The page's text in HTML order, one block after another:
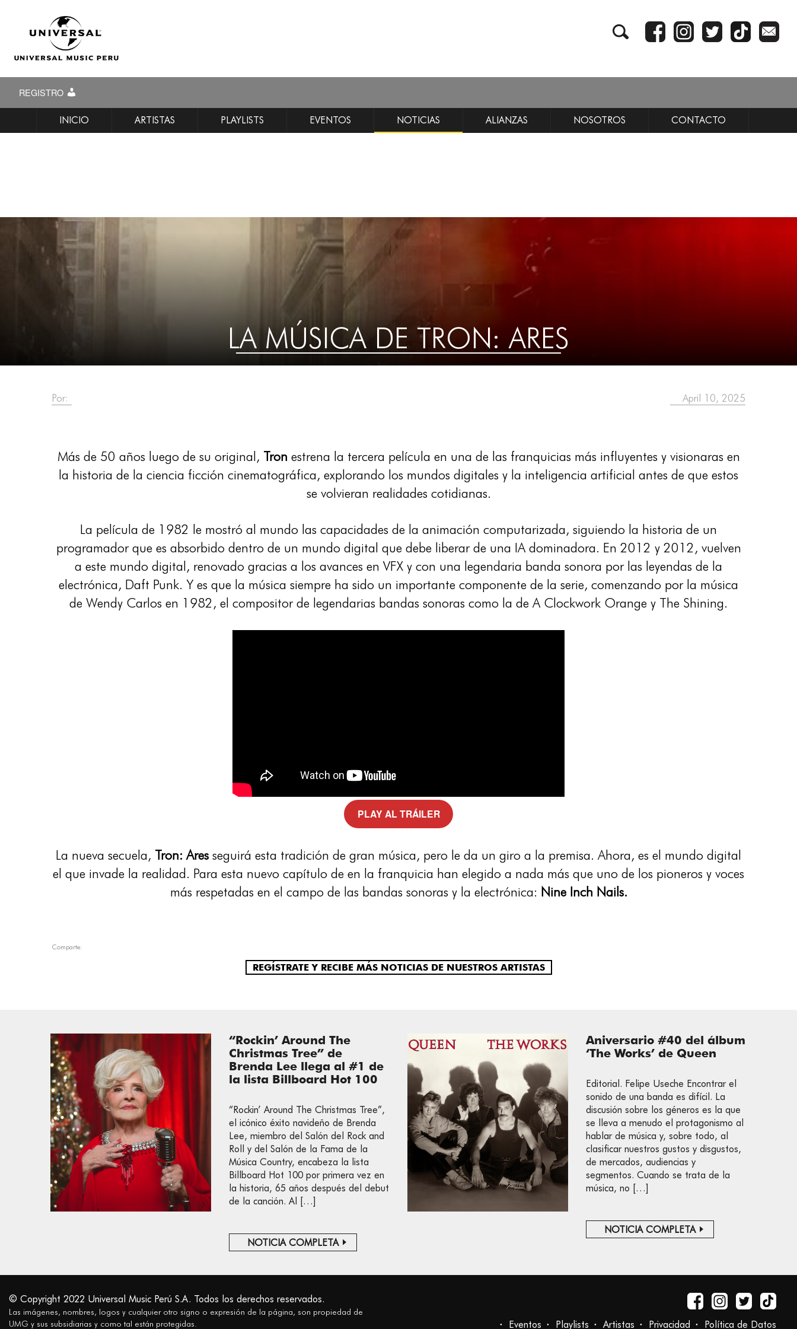
REGISTRO
INICIO ARTISTAS PLAYLISTS EVENTOS NOTICIAS ALIANZAS NOSOTROS CONTACTO
LA MÚSICA DE TRON: ARES
Por: April 10, 2025
Más de 50 años luego de su original, Tron estrena la tercera película en una de las franquicias más influyentes y visionaras en
la historia de la ciencia ficción cinematográfica, explorando los mundos digitales y la inteligencia artificial antes de que estos
se volvieran realidades cotidianas.
La película de 1982 le mostró al mundo las capacidades de la animación computarizada, siguiendo la historia de un
programador que es absorbido dentro de un mundo digital que debe liberar de una IA dominadora. En 2012 y 2012, vuelven
a este mundo digital, renovado gracias a los avances en VFX y con una legendaria banda sonora por las leyendas de la
electrónica, Daft Punk. Y es que la música siempre ha sido un importante componente de la serie, comenzando por la música
de Wendy Carlos en 1982, el compositor de legendarias bandas sonoras como la de A Clockwork Orange y The Shining.
PLAY AL TRÁILER
La nueva secuela, Tron: Ares seguirá esta tradición de gran música, pero le da un giro a la premisa. Ahora, es el mundo digital
el que invade la realidad. Para esta nuevo capítulo de en la franquicia han elegido a nada más que uno de los pioneros y voces
más respetadas en el campo de las bandas sonoras y la electrónica: Nine Inch Nails.
Comparte:
REGÍSTRATE Y RECIBE MÁS NOTICIAS DE NUESTROS ARTISTAS
“Rockin’ Around The
Christmas Tree” de
Brenda Lee llega al #1 de
la lista Billboard Hot 100
“Rockin’ Around The Christmas Tree”,
el icónico éxito navideño de Brenda
Lee, miembro del Salón del Rock and
Roll y del Salón de la Fama de la
Música Country, encabeza la lista
Billboard Hot 100 por primera vez en
la historia, 65 años después del debut
de la canción. Al […]
NOTICIA COMPLETA
Aniversario #40 del álbum
‘The Works’ de Queen
Editorial. Felipe Useche Encontrar el
sonido de una banda es difícil. La
discusión sobre los géneros es la que
se lleva a menudo el protagonismo al
hablar de música y, sobre todo, al
clasificar nuestros gustos y disgustos,
de mercados, audiencias y
segmentos. Cuando se trata de la
música, no […]
NOTICIA COMPLETA
© Copyright 2022 Universal Music Perú S.A. Todos los derechos reservados.
Las imágenes, nombres, logos y cualquier otro signo o expresión de la página, son propiedad de
UMG y sus subsidiarias y como tal están protegidas.
Eventos Playlists Artistas Privacidad Política de Datos